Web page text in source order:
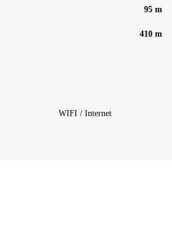
95 m
410 m
WIFI / Internet